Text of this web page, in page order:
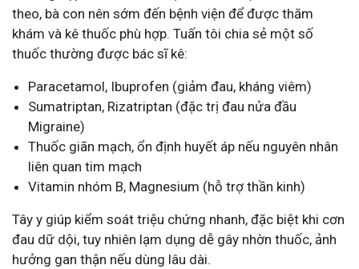
theo, bà con nên sớm đến bệnh viện để được thăm
khám và kê thuốc phù hợp. Tuấn tôi chia sẻ một số
thuốc thường được bác sĩ kê:
Paracetamol, Ibuprofen (giảm đau, kháng viêm)
Sumatriptan, Rizatriptan (đặc trị đau nửa đầu
Migraine)
Thuốc giãn mạch, ổn định huyết áp nếu nguyên nhân
liên quan tim mạch
Vitamin nhóm B, Magnesium (hỗ trợ thần kinh)
Tây y giúp kiểm soát triệu chứng nhanh, đặc biệt khi cơn
đau dữ dội, tuy nhiên lạm dụng dễ gây nhờn thuốc, ảnh
hưởng gan thận nếu dùng lâu dài.